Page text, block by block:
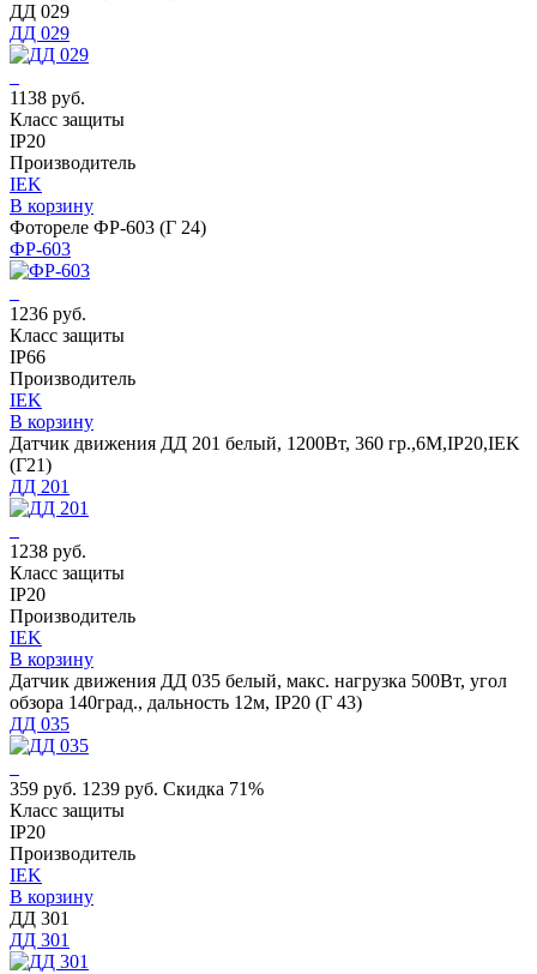
ДД 029
ДД 029
1138 руб.
Класс защиты
IP20
Производитель
IEK
В корзину
Фотореле ФР-603 (Г 24)
ФР-603
1236 руб.
Класс защиты
IP66
Производитель
IEK
В корзину
Датчик движения ДД 201 белый, 1200Вт, 360 гр.,6М,IP20,IEK
(Г21)
ДД 201
1238 руб.
Класс защиты
IP20
Производитель
IEK
В корзину
Датчик движения ДД 035 белый, макс. нагрузка 500Вт, угол
обзора 140град., дальность 12м, IP20 (Г 43)
ДД 035
359 руб. 1239 руб. Скидка 71%
Класс защиты
IP20
Производитель
IEK
В корзину
ДД 301
ДД 301